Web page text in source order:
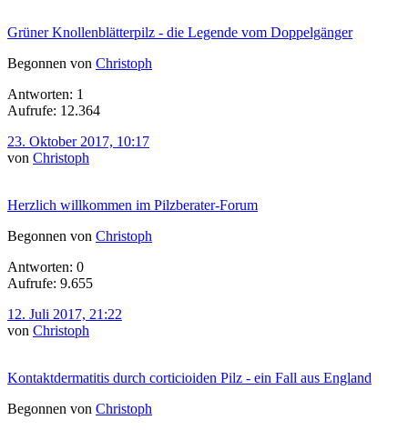
Grüner Knollenblätterpilz - die Legende vom Doppelgänger
Begonnen von Christoph
Antworten: 1
Aufrufe: 12.364
23. Oktober 2017, 10:17
von Christoph
Herzlich willkommen im Pilzberater-Forum
Begonnen von Christoph
Antworten: 0
Aufrufe: 9.655
12. Juli 2017, 21:22
von Christoph
Kontaktdermatitis durch corticioiden Pilz - ein Fall aus England
Begonnen von Christoph